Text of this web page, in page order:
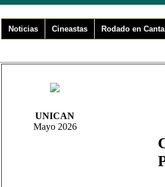
Noticias Cineastas Rodado en
UNICAN
Mayo 2026